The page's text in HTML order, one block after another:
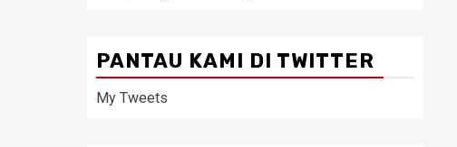
PANTAU KAMI DI TWITTER
My Tweets